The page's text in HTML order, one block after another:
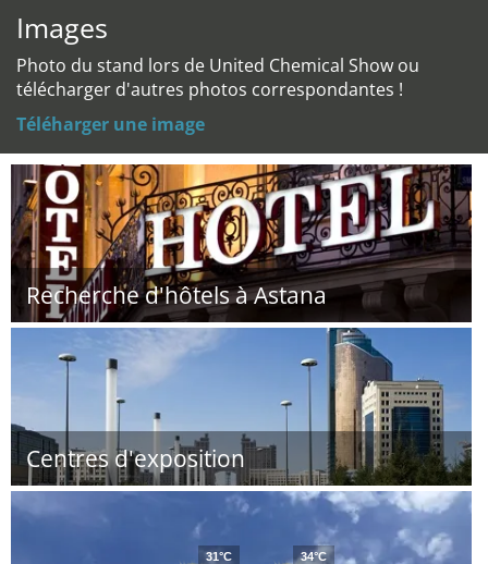
Images
Photo du stand lors de United Chemical Show ou
télécharger d'autres photos correspondantes !
Téléharger une image
Recherche d'hôtels à Astana
Centres d'exposition
31°C
34°C